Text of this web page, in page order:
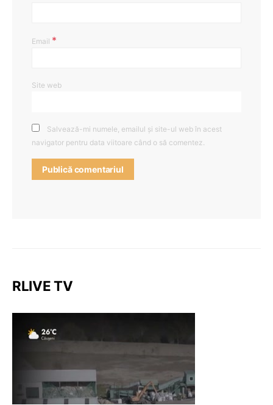
Email *
Site web
Salvează-mi numele, emailul și site-ul web în acest
navigator pentru data viitoare când o să comentez.
RLIVE TV